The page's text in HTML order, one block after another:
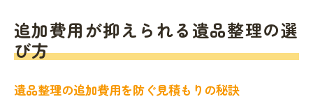
追加費用が抑えられる遺品整理の選
び方
遺品整理の追加費用を防ぐ見積もりの秘訣